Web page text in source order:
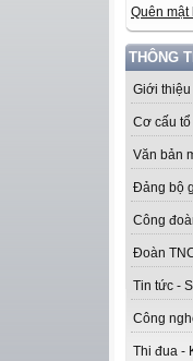
Quên mật
THÔNG
Giới thiệu
Cơ cấu
Văn bản
Đảng bộ
Công
Đoàn
Tin tức -
Công
Thi đua -